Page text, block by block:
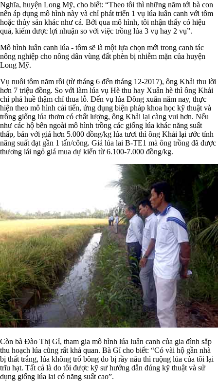
Nghĩa, huyện Long Mỹ, cho biết: “Theo tôi thì những năm tới bà con
nên áp dụng mô hình này và chỉ phát triển 1 vụ lúa luân canh với tôm
hoặc thủy sản khác như cá. Bởi qua mô hình, tôi nhận thấy có hiệu
quả, kiếm được lợi nhuận so với việc trồng lúa 3 vụ hay 2 vụ”.
Mô hình luân canh lúa - tôm sẽ là một lựa chọn mới trong canh tác
nông nghiệp cho nông dân vùng đất phèn bị nhiễm mặn của huyện
Long Mỹ.
Vụ nuôi tôm năm rồi (từ tháng 6 đến tháng 12-2017), ông Khải thu lời
hơn 7 triệu đồng. So với làm lúa vụ Hè thu hay Xuân hè thì ông Khải
chỉ phá huề thậm chí thua lỗ. Đến vụ lúa Đông xuân năm nay, thực
hiện theo mô hình cải tiến, ứng dụng biện pháp khoa học kỹ thuật và
trồng giống lúa thơm có chất lượng, ông Khải lại càng vui hơn. Nếu
như các hộ bên ngoài mô hình trồng các giống lúa khác năng suất
thấp, bán với giá hơn 5.000 đồng/kg lúa tươi thì ông Khải lại ước tính
năng suất đạt gần 1 tấn/công. Giá lúa lai B-TE1 mà ông trồng đã được
thương lái ngỏ giá mua dự kiến từ 6.100-7.000 đồng/kg.
Còn bà Đào Thị Gỉ, tham gia mô hình lúa luân canh của gia đình sắp
thu hoạch lúa cũng rất khả quan. Bà Gỉ cho biết: “Có vài hộ gần nhà
bị thất trắng, lúa không trổ bông do bị rầy nâu thì ruộng lúa của tôi lại
trĩu hạt. Tất cả là do tôi được kỹ sư hướng dẫn đúng kỹ thuật và sử
dụng giống lúa lai có năng suất cao”.